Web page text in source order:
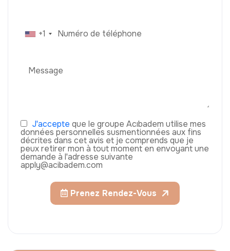
+1
J'accepte que le groupe Acıbadem utilise mes
données personnelles susmentionnées aux fins
décrites dans cet avis et je comprends que je
peux retirer mon à tout moment en envoyant une
demande à l'adresse suivante
apply@acibadem.com
Prenez Rendez-Vous